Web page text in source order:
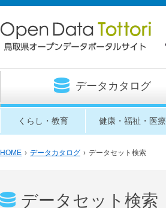
データカタログ
くらし・教育 健康・福祉・医療
HOME › データカタログ › データセット検索
データセット検索